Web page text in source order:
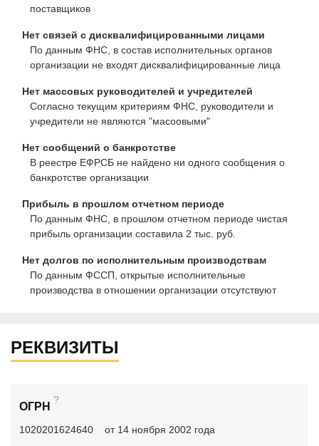
поставщиков
Нет связей с дисквалифицированными лицами
По данным ФНС, в состав исполнительных органов
организации не входят дисквалифицированные лица
Нет массовых руководителей и учредителей
Согласно текущим критериям ФНС, руководители и
учредители не являются "масоовыми"
Нет сообщений о банкротстве
В реестре ЕФРСБ не найдено ни одного сообщения о
банкротстве организации
Прибыль в прошлом отчетном периоде
По данным ФНС, в прошлом отчетном периоде чистая
прибыль организации составила 2 тыс. руб.
Нет долгов по исполнительным производствам
По данным ФССП, открытые исполнительные
производства в отношении организации отсутствуют
РЕКВИЗИТЫ
ОГРН
?
1020201624640 от 14 ноября 2002 года